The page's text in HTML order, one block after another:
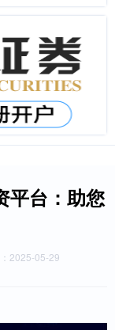
平台：助您
2025-05-29